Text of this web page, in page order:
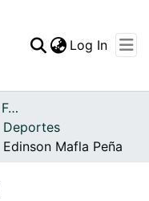
Statistics
Log In
Archivo del Patrimonio Fotográfico y Fílmico del Valle del Cauca
Deportes
Edinson Mafla Peña